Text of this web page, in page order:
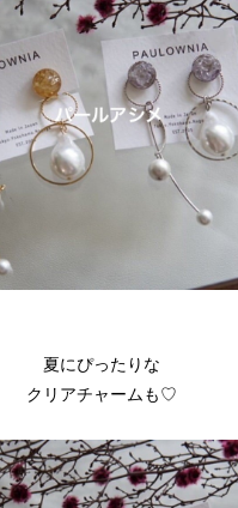
夏にぴったりな
クリアチャームも♡